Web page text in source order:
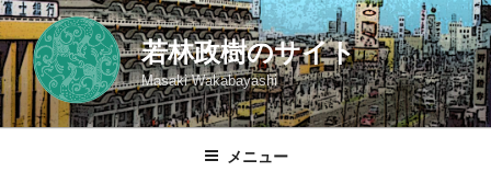
コ
ン
テ
ン
ツ
若林政樹のサイト
Masaki Wakabayashi
メニュー